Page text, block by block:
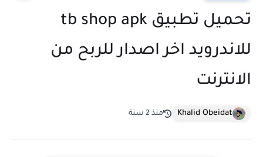
تحميل تطبيق tb shop apk
للاندرويد اخر اصدار للربح من
الانترنت
Khalid Obeidat منذ 2 سنة